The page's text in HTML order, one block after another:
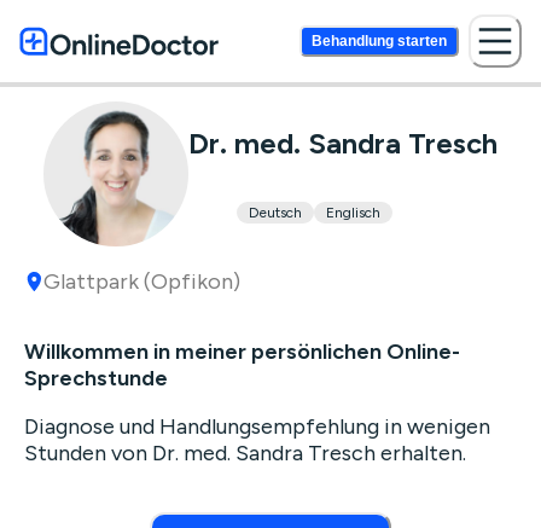
Behandlung starten
Dr. med. Sandra Tresch
Deutsch Englisch
Glattpark (Opfikon)
Willkommen in meiner persönlichen Online-
Sprechstunde
Diagnose und Handlungsempfehlung in wenigen
Stunden von Dr. med. Sandra Tresch erhalten.